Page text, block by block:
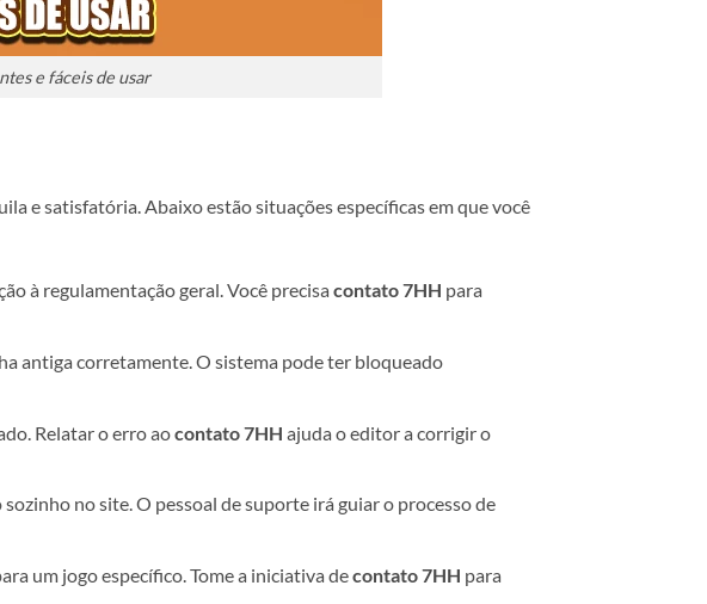
e fáceis de usar
e satisfatória. Abaixo estão situações específicas em que você
à regulamentação geral. Você precisa contato 7HH para
antiga corretamente. O sistema pode ter bloqueado
Relatar o erro aocontato 7HH ajuda o editor a corrigir o
no site. O pessoal de suporte irá guiar o processo de
um jogo específico. Tome a iniciativa decontato 7HH para